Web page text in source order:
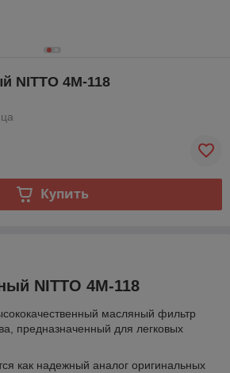
NITTO 4M-118
Купить
NITTO 4M-118
масляный фильтр
предназначенный для легковых
как надежный аналог оригинальных